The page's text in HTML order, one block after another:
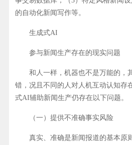
的自动化新闻写作等。
生成式AI
参与新闻生产存在的现实问题
和人一样，机器也不是万能的，
错，况且不同的人对人机互动认知存
式AI辅助新闻生产仍存在以下问题。
（一）提供不准确事实风险
真实、准确是新闻报道的基本原